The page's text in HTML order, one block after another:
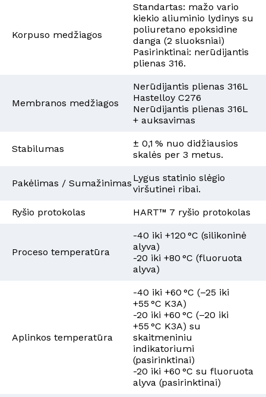
Korpuso medžiagos
Standartas: mažo vario
kiekio aliuminio lydinys su
poliuretano epoksidine
danga (2 sluoksniai)
Pasirinktinai: nerūdijantis
plienas 316.
Membranos medžiagos
Nerūdijantis plienas 316L
Hastelloy C276
Nerūdijantis plienas 316L
+ auksavimas
Stabilumas
± 0,1 % nuo didžiausios
skalės per 3 metus.
Pakėlimas / Sumažinimas Lygus statinio slėgio
viršutinei ribai.
Ryšio protokolas HART™ 7 ryšio protokolas
Proceso temperatūra
-40 iki +120 °C (silikoninė
alyva)
-20 iki +80 °C (fluoruota
alyva)
Aplinkos temperatūra
-40 iki +60 °C (–25 iki
+55 °C K3A)
-20 iki +60 °C (–20 iki
+55 °C K3A) su
skaitmeniniu
indikatoriumi
(pasirinktinai)
-20 iki +60 °C su fluoruota
alyva (pasirinktinai)